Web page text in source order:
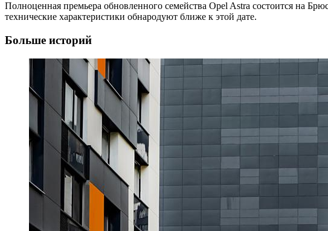
Полноценная премьера обновленного семейства Opel Astra состоится на
технические характеристики обнародуют ближе к этой дате.
Больше историй